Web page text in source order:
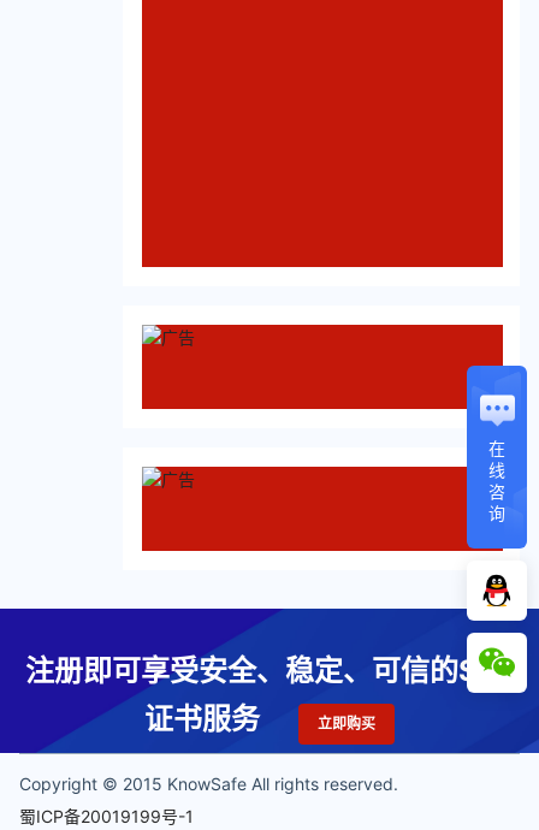
在
线
咨
询
注册即可享受安全、稳定、可信的SSL
证书服务
立即购买
Copyright © 2015 KnowSafe All rights reserved.
蜀ICP备20019199号-1